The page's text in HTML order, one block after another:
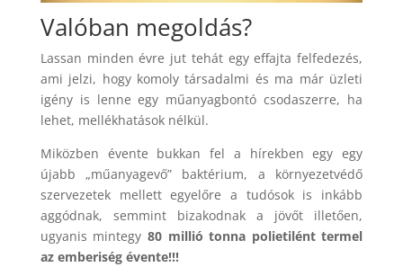
Valóban megoldás?
Lassan minden évre jut tehát egy effajta felfedezés,
ami jelzi, hogy komoly társadalmi és ma már üzleti
igény is lenne egy műanyagbontó csodaszerre, ha
lehet, mellékhatások nélkül.
Miközben évente bukkan fel a hírekben egy egy
újabb „műanyagevő” baktérium, a környezetvédő
szervezetek mellett egyelőre a tudósok is inkább
aggódnak, semmint bizakodnak a jövőt illetően,
ugyanis mintegy 80 millió tonna polietilént termel
az emberiség évente!!!